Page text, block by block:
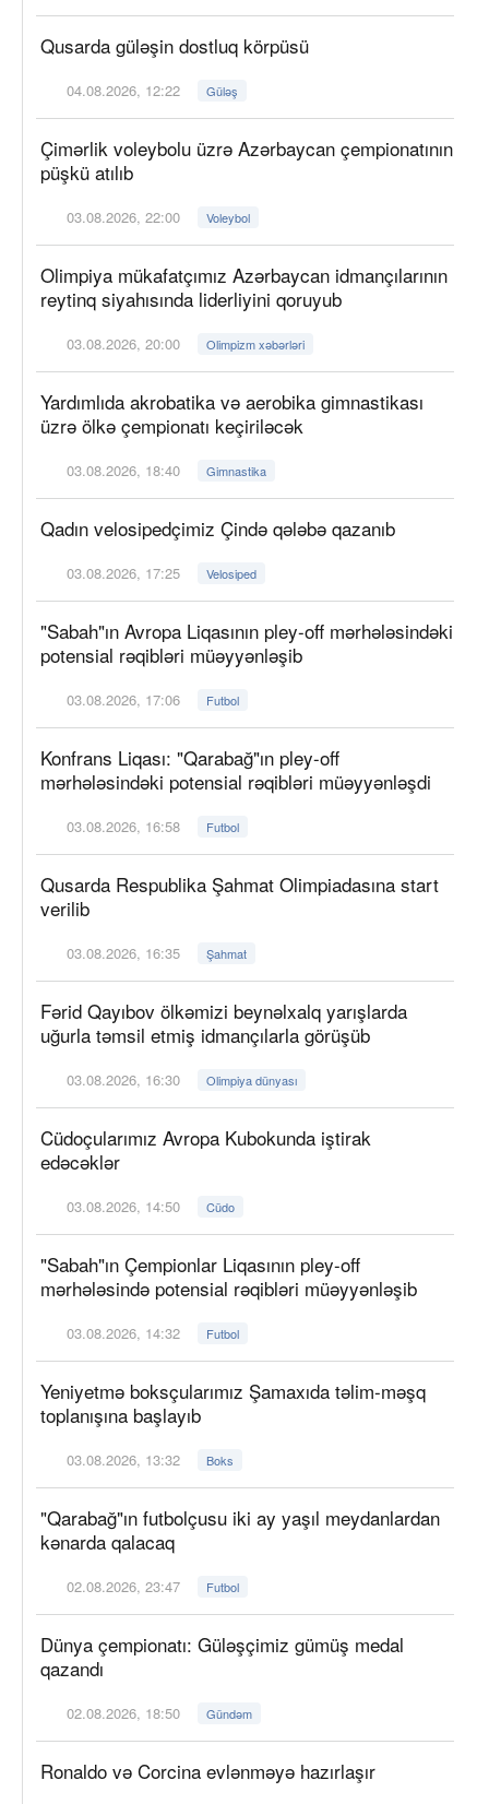
Qusarda güləşin dostluq körpüsü
04.08.2026, 12:22 Güləş
Çimərlik voleybolu üzrə Azərbaycan çempionatının
püşkü atılıb
03.08.2026, 22:00 Voleybol
Olimpiya mükafatçımız Azərbaycan idmançılarının
reytinq siyahısında liderliyini qoruyub
03.08.2026, 20:00 Olimpizm xəbərləri
Yardımlıda akrobatika və aerobika gimnastikası
üzrə ölkə çempionatı keçiriləcək
03.08.2026, 18:40 Gimnastika
Qadın velosipedçimiz Çində qələbə qazanıb
03.08.2026, 17:25 Velosiped
"Sabah"ın Avropa Liqasının pley-off mərhələsindəki
potensial rəqibləri müəyyənləşib
03.08.2026, 17:06 Futbol
Konfrans Liqası: "Qarabağ"ın pley-off
mərhələsindəki potensial rəqibləri müəyyənləşdi
03.08.2026, 16:58 Futbol
Qusarda Respublika Şahmat Olimpiadasına start
verilib
03.08.2026, 16:35 Şahmat
Fərid Qayıbov ölkəmizi beynəlxalq yarışlarda
uğurla təmsil etmiş idmançılarla görüşüb
03.08.2026, 16:30 Olimpiya dünyası
Cüdoçularımız Avropa Kubokunda iştirak
edəcəklər
03.08.2026, 14:50 Cüdo
"Sabah"ın Çempionlar Liqasının pley-off
mərhələsində potensial rəqibləri müəyyənləşib
03.08.2026, 14:32 Futbol
Yeniyetmə boksçularımız Şamaxıda təlim-məşq
toplanışına başlayıb
03.08.2026, 13:32 Boks
"Qarabağ"ın futbolçusu iki ay yaşıl meydanlardan
kənarda qalacaq
02.08.2026, 23:47 Futbol
Dünya çempionatı: Güləşçimiz gümüş medal
qazandı
02.08.2026, 18:50 Gündəm
Ronaldo və Corcina evlənməyə hazırlaşır